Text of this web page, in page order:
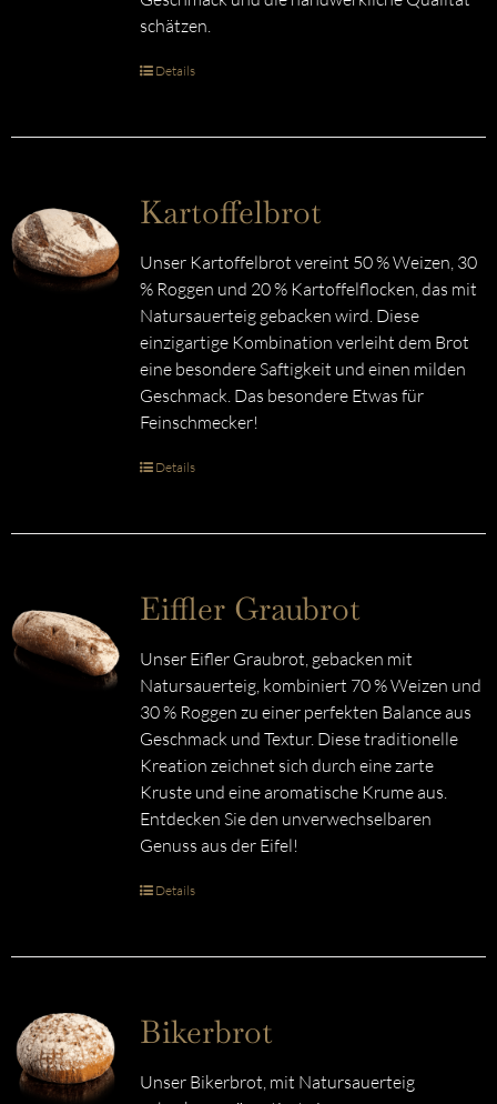
schätzen.
Details
Kartoffelbrot
Unser Kartoffelbrot vereint 50 % Weizen, 30
% Roggen und 20 % Kartoffelflocken, das mit
Natursauerteig gebacken wird. Diese
einzigartige Kombination verleiht dem Brot
eine besondere Saftigkeit und einen milden
Geschmack. Das besondere Etwas für
Feinschmecker!
Details
Eiffler Graubrot
Unser Eifler Graubrot, gebacken mit
Natursauerteig, kombiniert 70 % Weizen und
30 % Roggen zu einer perfekten Balance aus
Geschmack und Textur. Diese traditionelle
Kreation zeichnet sich durch eine zarte
Kruste und eine aromatische Krume aus.
Entdecken Sie den unverwechselbaren
Genuss aus der Eifel!
Details
Bikerbrot
Unser Bikerbrot, mit Natursauerteig